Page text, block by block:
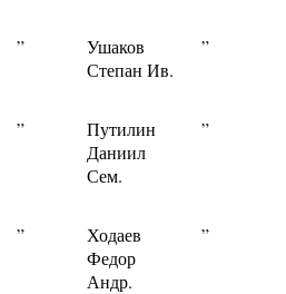
”
Ушаков
Степан Ив.
”
”
Путилин
Даниил
Сем.
”
”
Ходаев
Федор
Андр.
”